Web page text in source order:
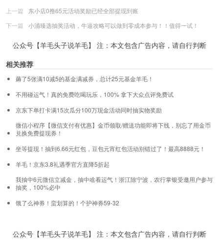
上一篇
东小店0撸65元活动奖励已经全部提现到账
下一篇
小浦臻选抽奖活动，牛逼攻略可以做到零成本参与！！值得一试！
公众号【羊毛头子说羊毛】 注：本文包含广告内容，请自行判断
相关推荐
薅了5张满10减5的基金满减券，总计25元基金羊毛！
不用碰运气！真的免费吃喝玩乐，100% 拿下大众点评免费试
京东下单打卡满15次瓜分100万现金活动同时抽实物奖励
微信小程序【微信支付有优惠】金币领取/赠送功能即将下线，别忘了用金币
兑换免费提现券！
坐等提现！抽到6.66元红包，豆包元宵红包活动别错过了！最高8888元！
羊毛！京东3.8礼遇季官方直降5折起
我抽中6元微信立减金，抽中啥看运气！浙江除宁波，农行掌银受邀用户参与
抽奖，100%必中
饿了么神券！蛮划算的！个护神券59-32
公众号【羊毛头子说羊毛】 注：本文包含广告内容，请自行判断